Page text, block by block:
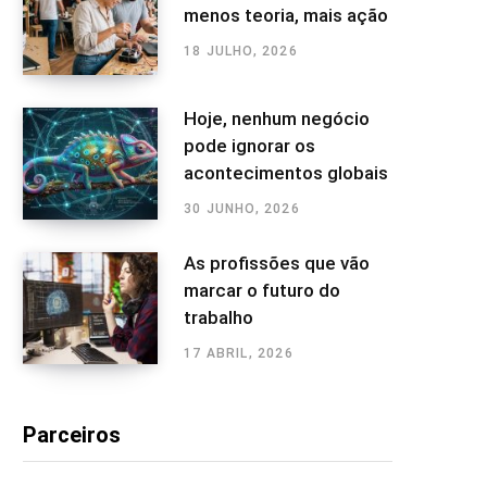
menos teoria, mais ação
18 JULHO, 2026
Hoje, nenhum negócio
pode ignorar os
acontecimentos globais
30 JUNHO, 2026
As profissões que vão
marcar o futuro do
trabalho
17 ABRIL, 2026
Parceiros